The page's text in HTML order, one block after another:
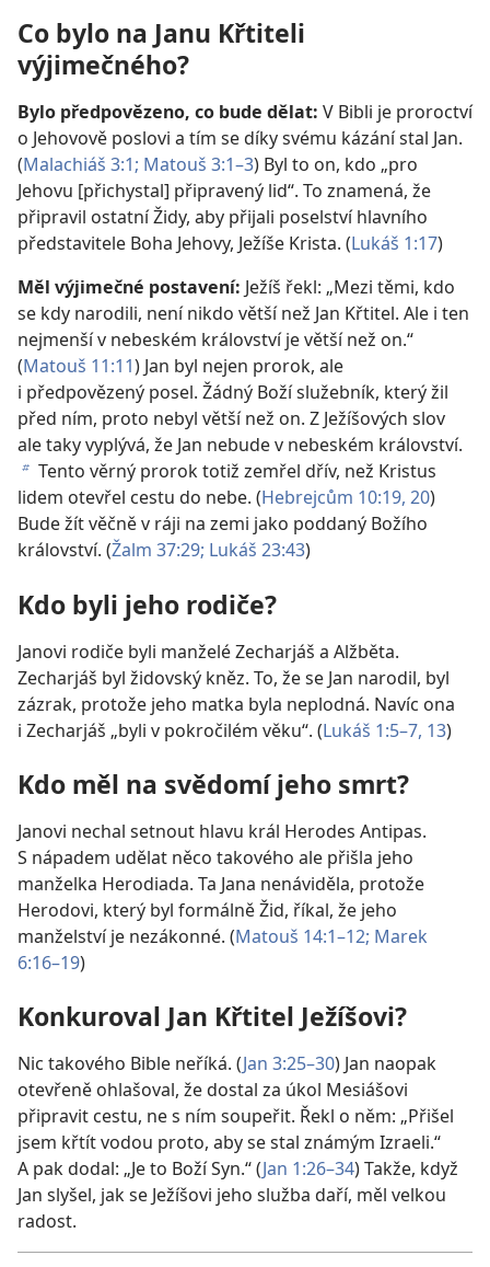
Co bylo na Janu Křtiteli
výjimečného?
Bylo předpovězeno, co bude dělat: V Bibli je proroctví
o Jehovově poslovi a tím se díky svému kázání stal Jan.
(Malachiáš 3:1; Matouš 3:1–3) Byl to on, kdo „pro
Jehovu [přichystal] připravený lid“. To znamená, že
připravil ostatní Židy, aby přijali poselství hlavního
představitele Boha Jehovy, Ježíše Krista. (Lukáš 1:17)
Měl výjimečné postavení: Ježíš řekl: „Mezi těmi, kdo
se kdy narodili, není nikdo větší než Jan Křtitel. Ale i ten
nejmenší v nebeském království je větší než on.“
(Matouš 11:11) Jan byl nejen prorok, ale
i předpovězený posel. Žádný Boží služebník, který žil
před ním, proto nebyl větší než on. Z Ježíšových slov
ale taky vyplývá, že Jan nebude v nebeském království.
b Tento věrný prorok totiž zemřel dřív, než Kristus
lidem otevřel cestu do nebe. (Hebrejcům 10:19, 20)
Bude žít věčně v ráji na zemi jako poddaný Božího
království. (Žalm 37:29; Lukáš 23:43)
Kdo byli jeho rodiče?
Janovi rodiče byli manželé Zecharjáš a Alžběta.
Zecharjáš byl židovský kněz. To, že se Jan narodil, byl
zázrak, protože jeho matka byla neplodná. Navíc ona
i Zecharjáš „byli v pokročilém věku“. (Lukáš 1:5–7, 13)
Kdo měl na svědomí jeho smrt?
Janovi nechal setnout hlavu král Herodes Antipas.
S nápadem udělat něco takového ale přišla jeho
manželka Herodiada. Ta Jana nenáviděla, protože
Herodovi, který byl formálně Žid, říkal, že jeho
manželství je nezákonné. (Matouš 14:1–12; Marek
6:16–19)
Konkuroval Jan Křtitel Ježíšovi?
Nic takového Bible neříká. (Jan 3:25–30) Jan naopak
otevřeně ohlašoval, že dostal za úkol Mesiášovi
připravit cestu, ne s ním soupeřit. Řekl o něm: „Přišel
jsem křtít vodou proto, aby se stal známým Izraeli.“
A pak dodal: „Je to Boží Syn.“ (Jan 1:26–34) Takže, když
Jan slyšel, jak se Ježíšovi jeho služba daří, měl velkou
radost.